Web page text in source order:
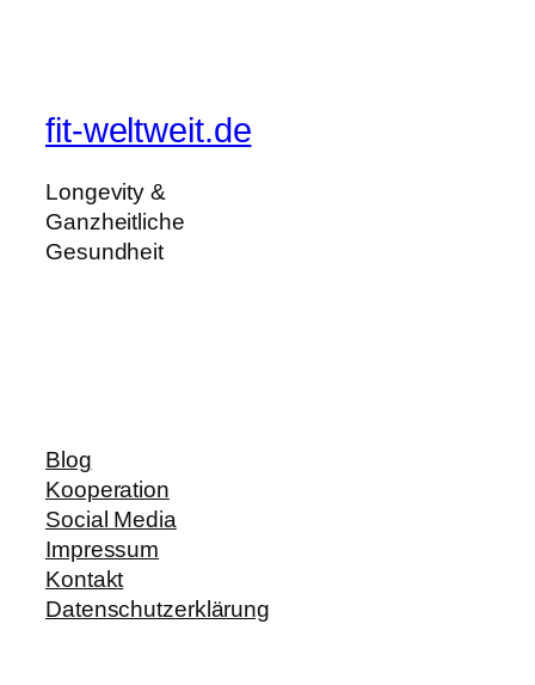
fit-weltweit.de
Longevity &
Ganzheitliche
Gesundheit
Blog
Kooperation
Social Media
Impressum
Kontakt
Datenschutzerklärung